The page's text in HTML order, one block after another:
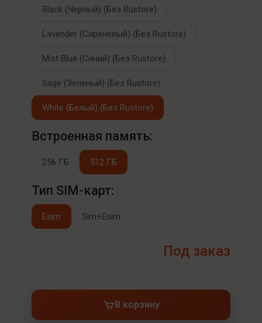
Black (Черный) (Без Rustore)
Lavender (Сиреневый) (Без Rustore)
Mist Blue (Синий) (Без Rustore)
Sage (Зеленый) (Без Rustore)
White (Белый) (Без Rustore)
Встроенная память:
256 ГБ 512 ГБ
Тип SIM-карт:
Esim Sim+Esim
Под заказ
В корзину